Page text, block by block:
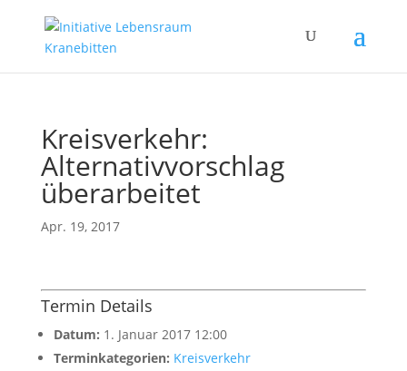
Kreisverkehr:
Alternativvorschlag
überarbeitet
Apr. 19, 2017
Termin Details
Datum: 1. Januar 2017 12:00
Terminkategorien: Kreisverkehr